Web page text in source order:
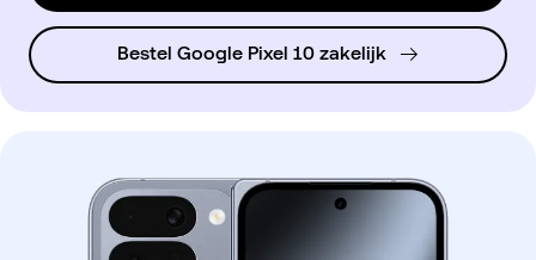
Bestel Google Pixel 10 zakelijk